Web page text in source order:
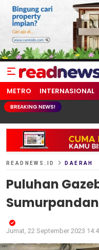
readnews.id
Berita Terkini, Update
METRO INTERNASIONAL
BREAKING NEWS!
READNEWS.ID DAERAH
Puluhan
Jumat, 22 September 2023